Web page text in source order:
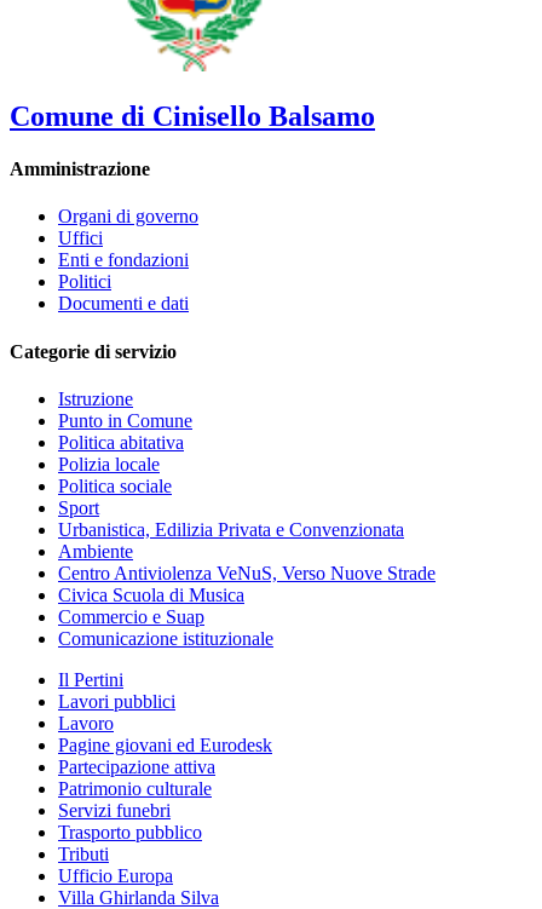
Comune di Cinisello Balsamo
Amministrazione
Organi di governo
Uffici
Enti e fondazioni
Politici
Documenti e dati
Categorie di servizio
Istruzione
Punto in Comune
Politica abitativa
Polizia locale
Politica sociale
Sport
Urbanistica, Edilizia Privata e Convenzionata
Ambiente
Centro Antiviolenza VeNuS, Verso Nuove Strade
Civica Scuola di Musica
Commercio e Suap
Comunicazione istituzionale
Il Pertini
Lavori pubblici
Lavoro
Pagine giovani ed Eurodesk
Partecipazione attiva
Patrimonio culturale
Servizi funebri
Trasporto pubblico
Tributi
Ufficio Europa
Villa Ghirlanda Silva